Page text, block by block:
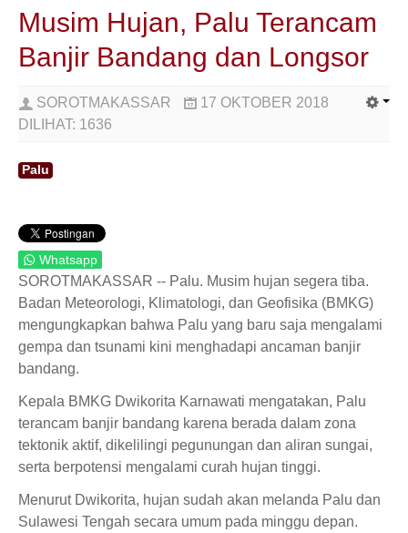
Musim Hujan, Palu Terancam
Banjir Bandang dan Longsor
SOROTMAKASSAR
17 OKTOBER 2018
DILIHAT: 1636
Palu
Whatsapp
SOROTMAKASSAR -- Palu. Musim hujan segera tiba.
Badan Meteorologi, Klimatologi, dan Geofisika (BMKG)
mengungkapkan bahwa Palu yang baru saja mengalami
gempa dan tsunami kini menghadapi ancaman banjir
bandang.
Kepala BMKG Dwikorita Karnawati mengatakan, Palu
terancam banjir bandang karena berada dalam zona
tektonik aktif, dikelilingi pegunungan dan aliran sungai,
serta berpotensi mengalami curah hujan tinggi.
Menurut Dwikorita, hujan sudah akan melanda Palu dan
Sulawesi Tengah secara umum pada minggu depan.